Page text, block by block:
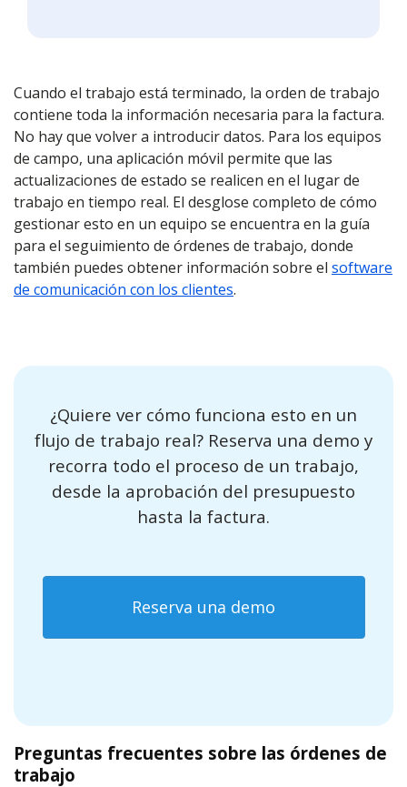
Cuando el trabajo está terminado, la orden de trabajo
contiene toda la información necesaria para la factura.
No hay que volver a introducir datos. Para los equipos
de campo, una aplicación móvil permite que las
actualizaciones de estado se realicen en el lugar de
trabajo en tiempo real. El desglose completo de cómo
gestionar esto en un equipo se encuentra en la guía
para el seguimiento de órdenes de trabajo, donde
también puedes obtener información sobre el software
de comunicación con los clientes.
¿Quiere ver cómo funciona esto en un
flujo de trabajo real? Reserva una demo y
recorra todo el proceso de un trabajo,
desde la aprobación del presupuesto
hasta la factura.
Reserva una demo
Preguntas frecuentes sobre las órdenes de
trabajo